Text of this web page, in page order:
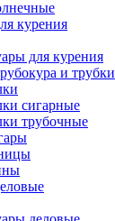
курения
для курения
и трубки
сигарные
трубочные